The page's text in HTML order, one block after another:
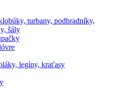
turbany, podbradníky,
šály
legíny, kraťasy